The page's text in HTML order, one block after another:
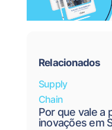
Relacionados
Supply
Chain
Por que vale a
inovações em